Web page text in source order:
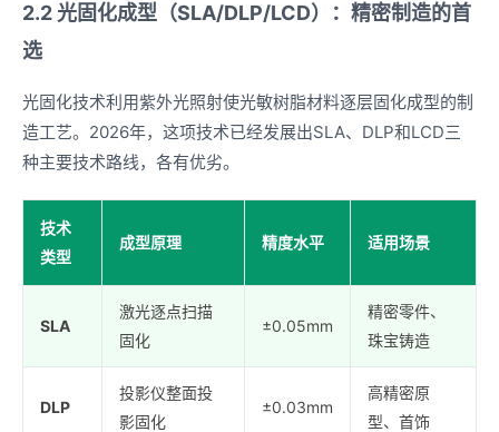
2.2 光固化成型（SLA/DLP/LCD）：精密制造的首
选
光固化技术利用紫外光照射使光敏树脂材料逐层固化成型的制
造工艺。2026年，这项技术已经发展出SLA、DLP和LCD三
种主要技术路线，各有优劣。
技术
类型
成型原理 精度水平 适用场景
SLA
激光逐点扫描
固化
±0.05mm
精密零件、
珠宝铸造
DLP
投影仪整面投
影固化
±0.03mm
高精密原
型、首饰